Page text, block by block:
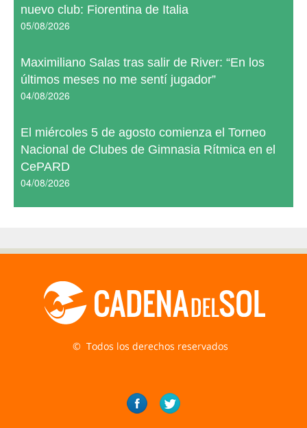
nuevo club: Fiorentina de Italia
05/08/2026
Maximiliano Salas tras salir de River: “En los
últimos meses no me sentí jugador”
04/08/2026
El miércoles 5 de agosto comienza el Torneo
Nacional de Clubes de Gimnasia Rítmica en el
CePARD
04/08/2026